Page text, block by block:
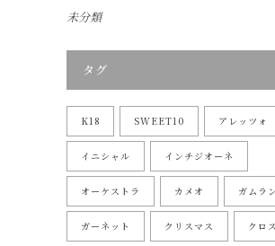
未分類
タグ
K18 SWEET10 アレッツォ
イニシャル インチジオーネ
オーケストラ カメオ ガムラ
ガーネット クリスマス クロス